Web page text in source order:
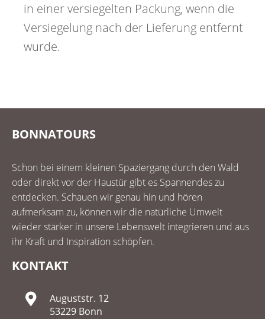
in einer versiegelten Packung, wenn die
Versiegelung nach der Lieferung entfernt
wurde.
BONNATOURS
Schon bei einem kleinen Spaziergang durch den Wald
oder direkt vor der Haustür gibt es Spannendes zu
entdecken. Schauen wir genau hin und hören
aufmerksam zu, können wir die natürliche Umwelt
wieder stärker in unsere Lebenswelt integrieren und aus
ihr Kraft und Inspiration schöpfen.
KONTAKT
Auguststr. 12
53229 Bonn